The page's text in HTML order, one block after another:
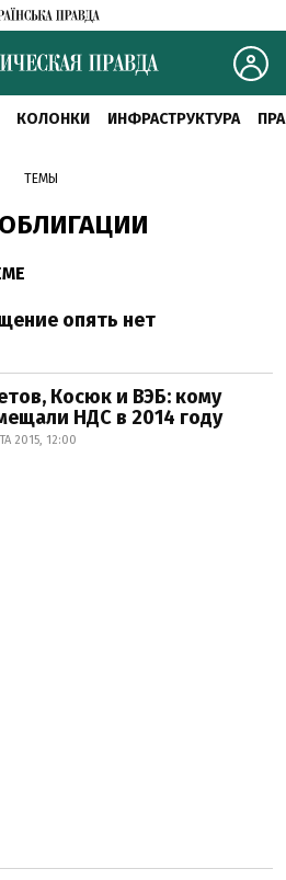
КОЛОНКИ ИНФРАСТРУКТУРА
ТЕМЫ
опять нет
Косюк и ВЭБ: кому
НДС в 2014 году
2015, 12:00